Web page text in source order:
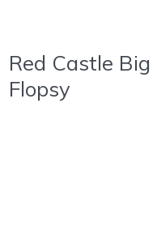
Red Castle Big
Flopsy